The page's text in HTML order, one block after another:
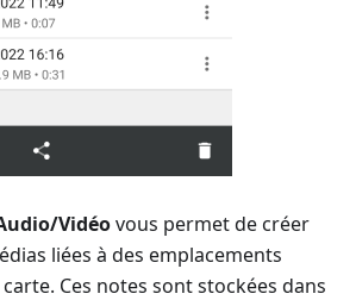
Vidéovous permet de créer
liées à des emplacements
Ces notes sont stockées dans